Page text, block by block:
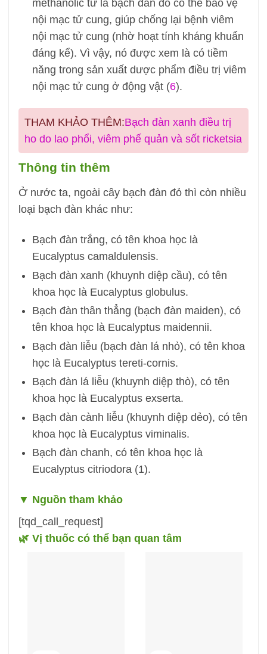
methanolic từ lá bạch đàn đỏ có thể bảo vệ
nội mạc tử cung, giúp chống lại bệnh viêm
nội mạc tử cung (nhờ hoạt tính kháng khuẩn
đáng kể). Vì vậy, nó được xem là có tiềm
năng trong sản xuất dược phẩm điều trị viêm
nội mạc tử cung ở động vật (6).
THAM KHẢO THÊM:Bạch đàn xanh điều trị
ho do lao phổi, viêm phế quản và sốt ricketsia
Thông tin thêm
Ở nước ta, ngoài cây bạch đàn đỏ thì còn nhiều
loại bạch đàn khác như:
Bạch đàn trắng, có tên khoa học là
Eucalyptus camaldulensis.
Bạch đàn xanh (khuynh diệp cầu), có tên
khoa học là Eucalyptus globulus.
Bạch đàn thân thẳng (bạch đàn maiden), có
tên khoa học là Eucalyptus maidennii.
Bạch đàn liễu (bạch đàn lá nhỏ), có tên khoa
học là Eucalyptus tereti-cornis.
Bạch đàn lá liễu (khuynh diệp thò), có tên
khoa học là Eucalyptus exserta.
Bạch đàn cành liễu (khuynh diệp dẻo), có tên
khoa học là Eucalyptus viminalis.
Bạch đàn chanh, có tên khoa học là
Eucalyptus citriodora (1).
▼ Nguồn tham khảo
[tqd_call_request]
🌿 Vị thuốc có thể bạn quan tâm